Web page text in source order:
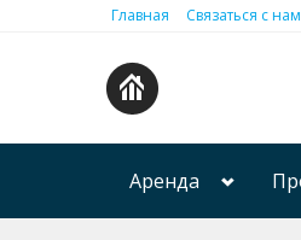
Главная Связаться с
Аренда